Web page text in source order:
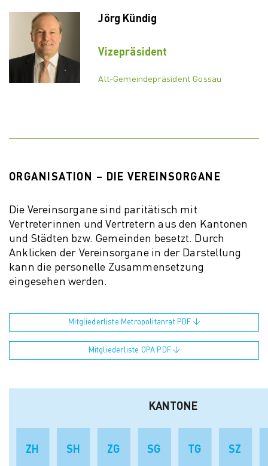
Jörg Kündig
Vizepräsident
Alt-Gemeindepräsident Gossau
ORGANISATION – DIE VEREINSORGANE
Die Vereinsorgane sind paritätisch mit
Vertreterinnen und Vertretern aus den Kantonen
und Städten bzw. Gemeinden besetzt. Durch
Anklicken der Vereinsorgane in der Darstellung
kann die personelle Zusammensetzung
eingesehen werden.
Mitgliederliste Metropolitanrat PDF
Mitgliederliste OPA PDF
ZH SH ZG SG TG SZ
KANTONE